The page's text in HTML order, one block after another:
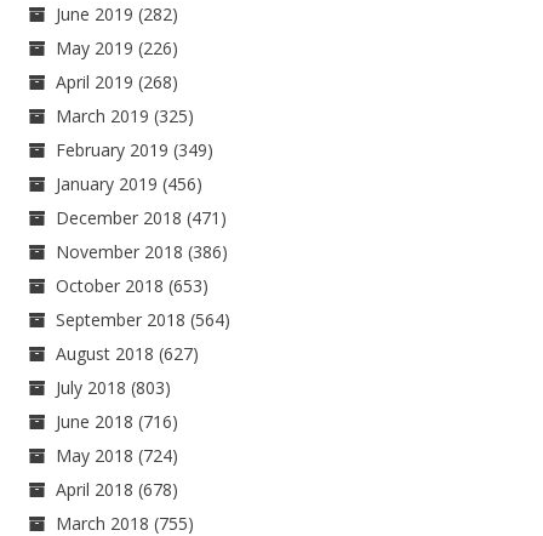
June 2019 (282)
May 2019 (226)
April 2019 (268)
March 2019 (325)
February 2019 (349)
January 2019 (456)
December 2018 (471)
November 2018 (386)
October 2018 (653)
September 2018 (564)
August 2018 (627)
July 2018 (803)
June 2018 (716)
May 2018 (724)
April 2018 (678)
March 2018 (755)